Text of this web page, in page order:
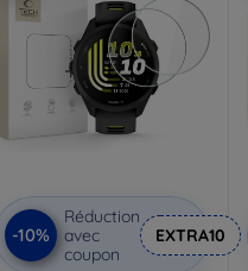
-10%
Réduction
avec
coupon
EXTRA10